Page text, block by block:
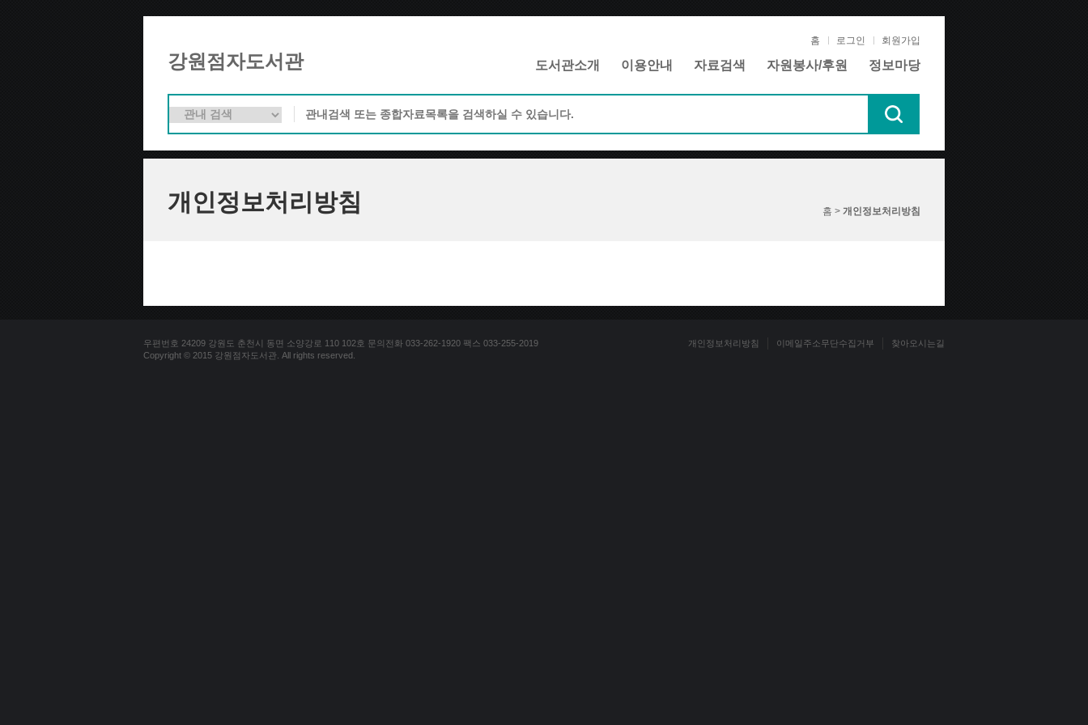
강원점자도서관
홈 로그인 회원가입
도서관소개 이용안내 자료검색 자원봉사/후원 정보마당
개인정보처리방침 홈 > 개인정보처리방침
우편번호 24209 강원도 춘천시 동면 소양강로 110 102호 문의전화 033-262-1920 팩스 033-255-2019
Copyright © 2015 강원점자도서관. All rights reserved.
개인정보처리방침 이메일주소무단수집거부 찾아오시는길